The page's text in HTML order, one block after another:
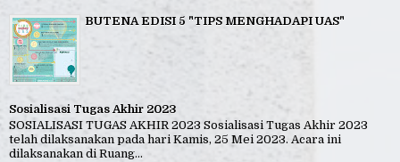
BUTENA EDISI 5 "TIPS MENGHADAPI UAS"
Sosialisasi Tugas Akhir 2023
SOSIALISASI TUGAS AKHIR 2023 Sosialisasi Tugas Akhir 2023
telah dilaksanakan pada hari Kamis, 25 Mei 2023. Acara ini
dilaksanakan di Ruang...